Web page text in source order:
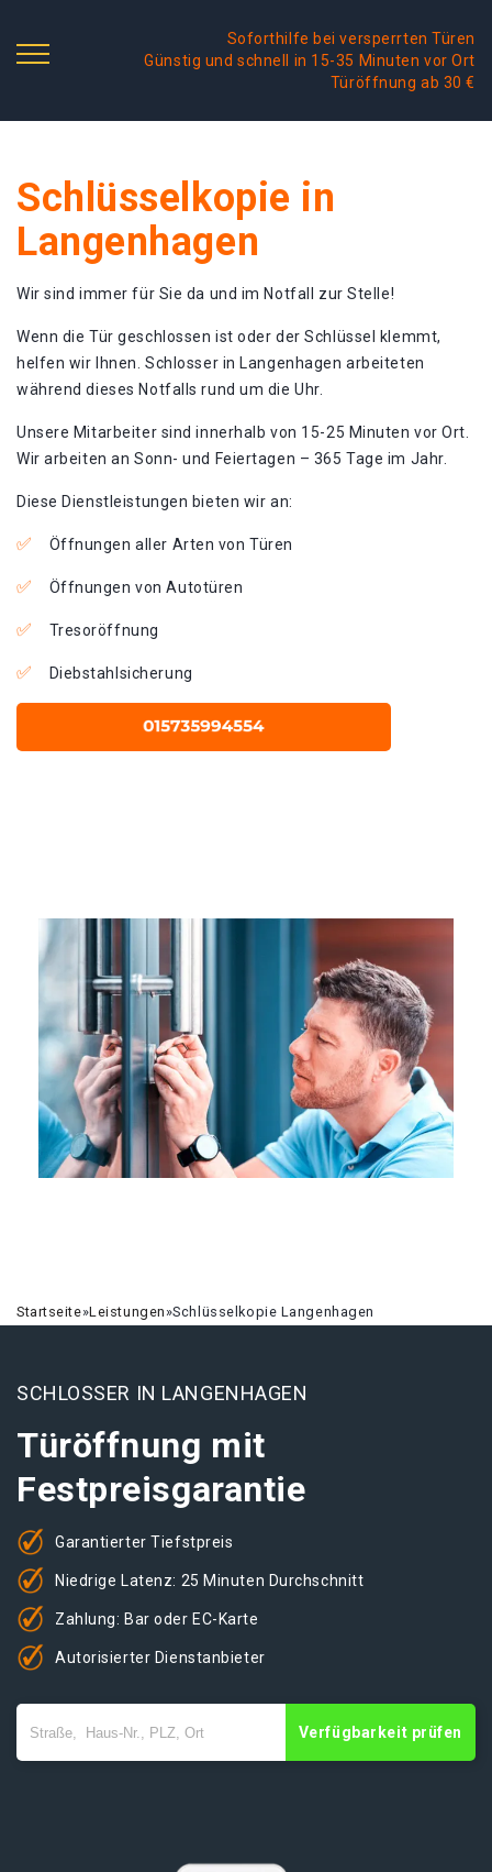
Soforthilfe bei versperrten Türen
Günstig und schnell in 15-35 Minuten vor Ort
Türöffnung ab 30 €
Schlüsselkopie in
Langenhagen
Wir sind immer für Sie da und im Notfall zur Stelle!
Wenn die Tür geschlossen ist oder der Schlüssel klemmt,
helfen wir Ihnen. Schlosser in Langenhagen arbeiteten
während dieses Notfalls rund um die Uhr.
Unsere Mitarbeiter sind innerhalb von 15-25 Minuten vor Ort.
Wir arbeiten an Sonn- und Feiertagen – 365 Tage im Jahr.
Diese Dienstleistungen bieten wir an:
Öffnungen aller Arten von Türen
Öffnungen von Autotüren
Tresoröffnung
Diebstahlsicherung
Startseite»Leistungen»Schlüsselkopie Langenhagen
SCHLOSSER IN LANGENHAGEN
Türöffnung mit
Festpreisgarantie
Garantierter Tiefstpreis
Niedrige Latenz: 25 Minuten Durchschnitt
Zahlung: Bar oder EC-Karte
Autorisierter Dienstanbieter
Verfügbarkeit prüfen